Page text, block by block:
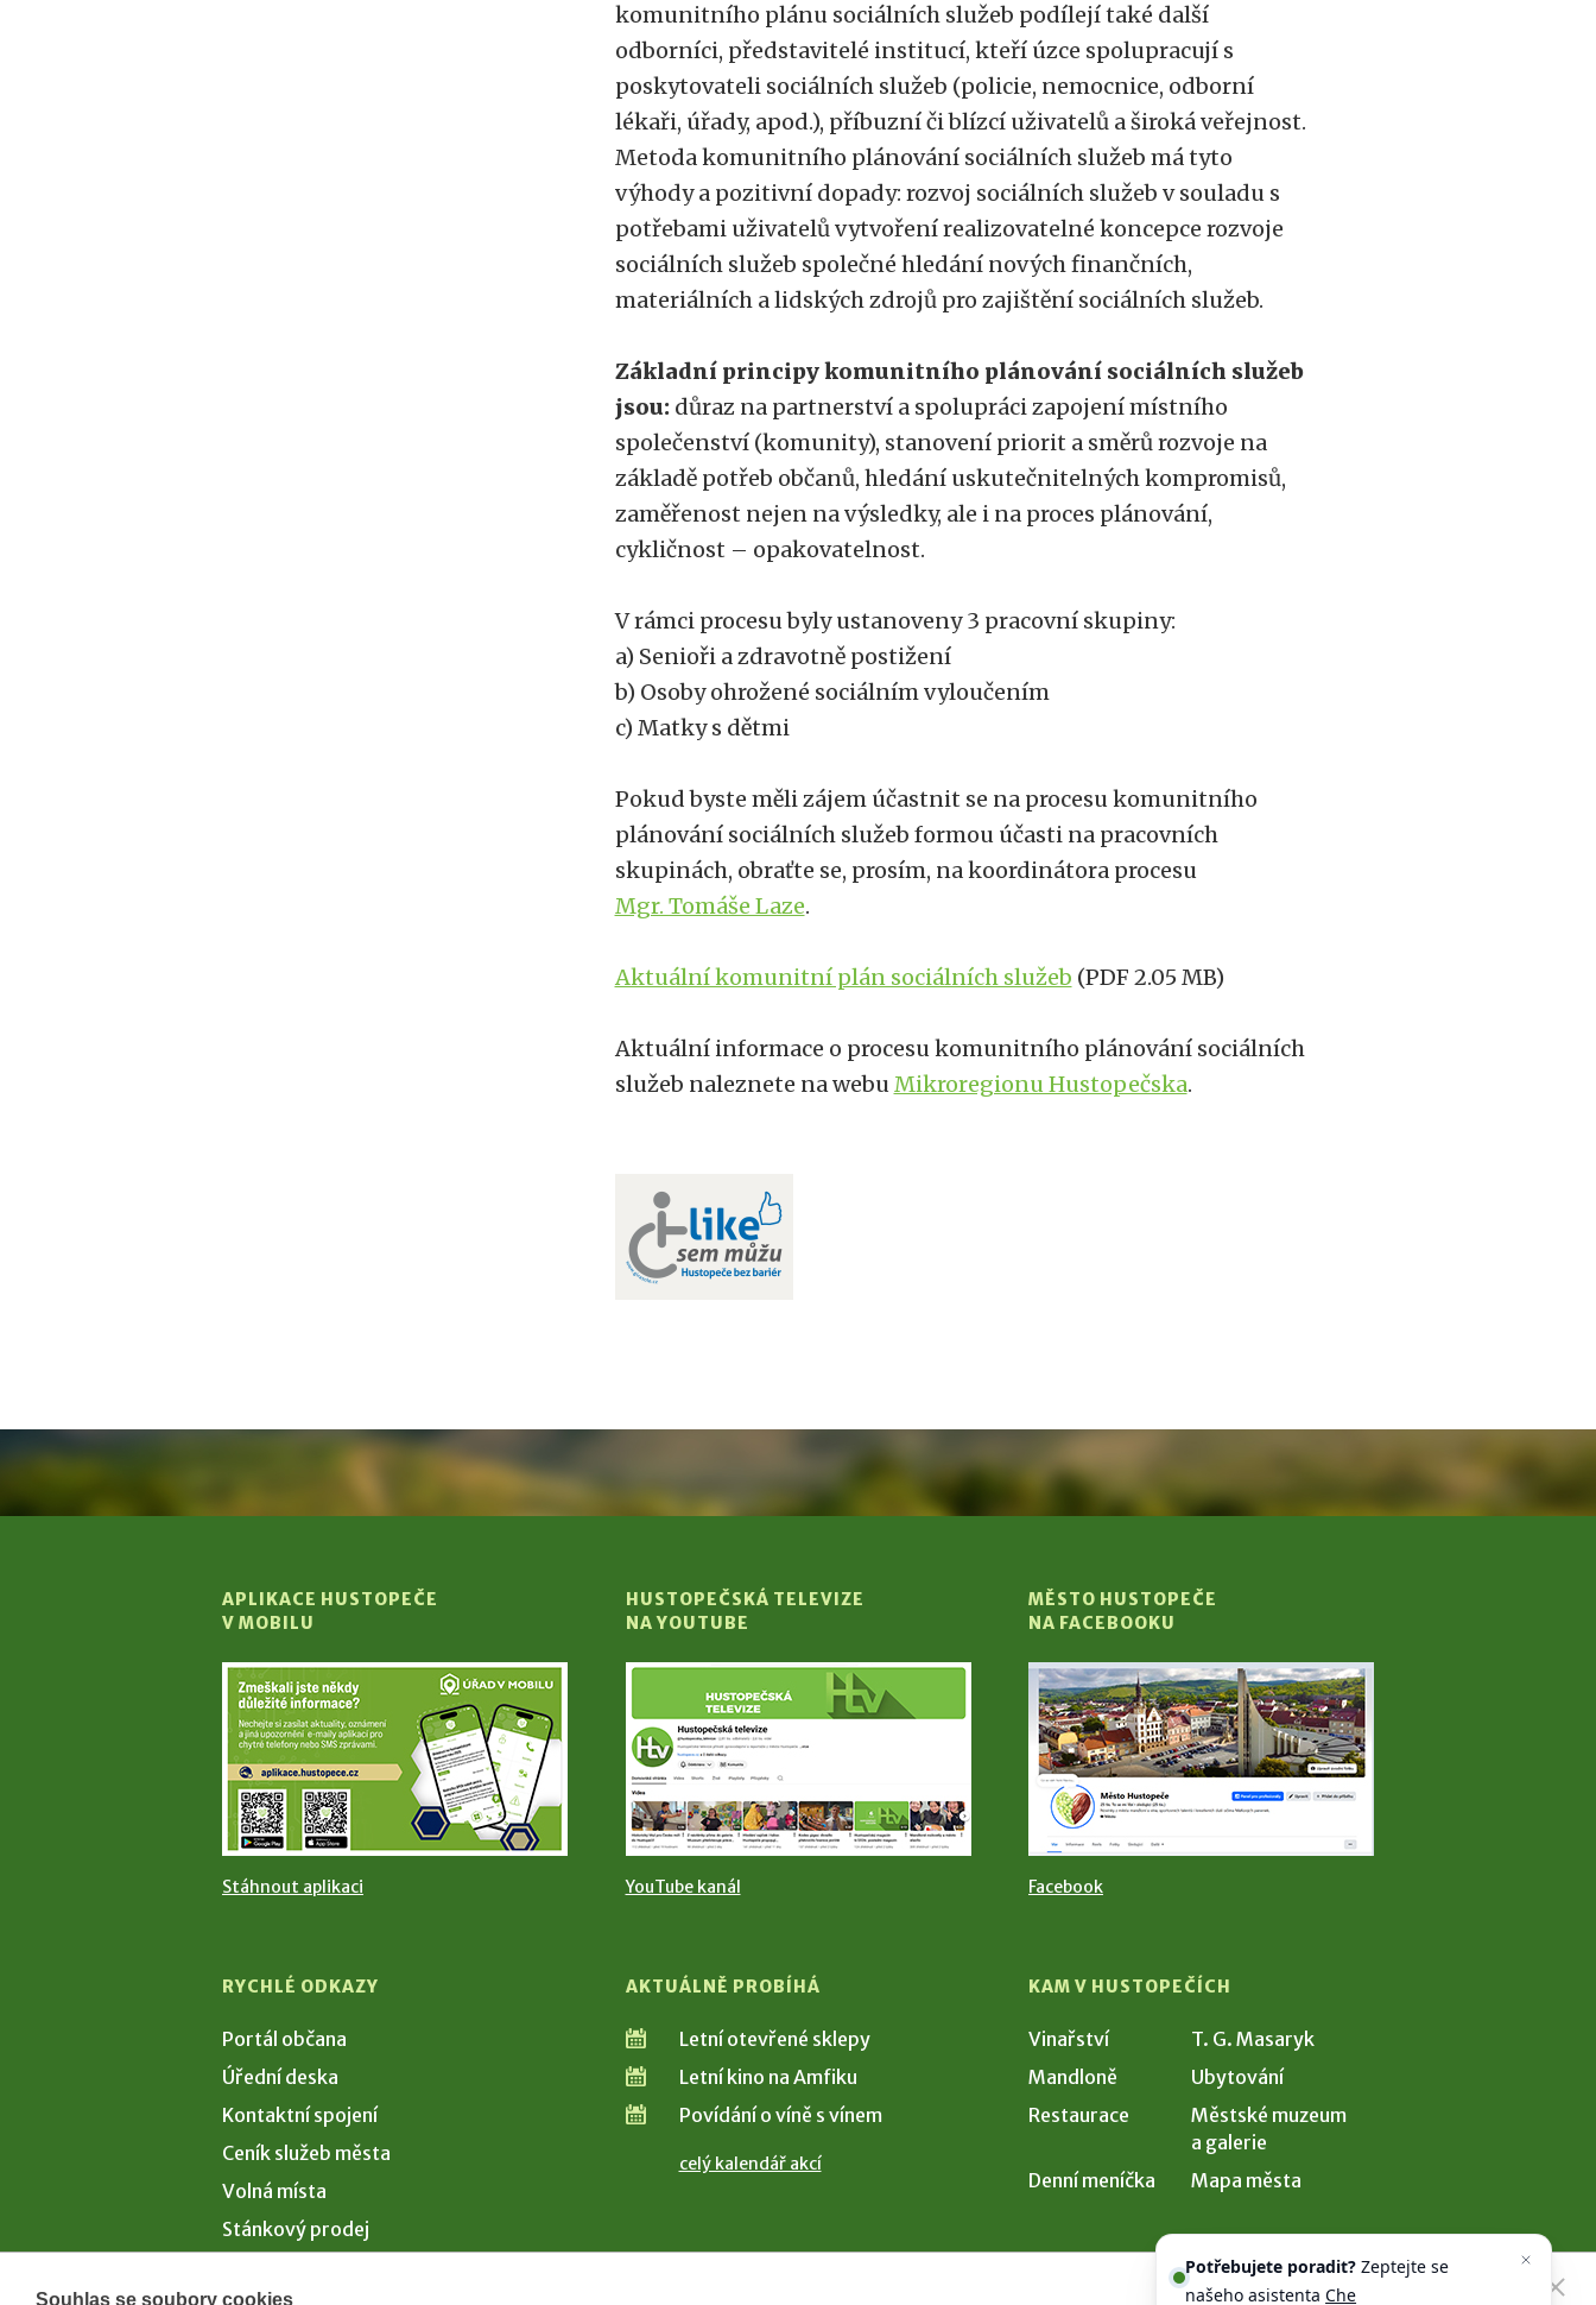
komunitního plánu sociálních služeb podílejí také další
odborníci, představitelé institucí, kteří úzce spolupracují s
poskytovateli sociálních služeb (policie, nemocnice, odborní
lékaři, úřady, apod.), příbuzní či blízcí uživatelů a široká veřejnost.
Metoda komunitního plánování sociálních služeb má tyto
výhody a pozitivní dopady: rozvoj sociálních služeb v souladu s
potřebami uživatelů vytvoření realizovatelné koncepce rozvoje
sociálních služeb společné hledání nových finančních,
materiálních a lidských zdrojů pro zajištění sociálních služeb.
Základní principy komunitního plánování sociálních služeb
jsou: důraz na partnerství a spolupráci zapojení místního
společenství (komunity), stanovení priorit a směrů rozvoje na
základě potřeb občanů, hledání uskutečnitelných kompromisů,
zaměřenost nejen na výsledky, ale i na proces plánování,
cykličnost – opakovatelnost.
V rámci procesu byly ustanoveny 3 pracovní skupiny:
a) Senioři a zdravotně postižení
b) Osoby ohrožené sociálním vyloučením
c) Matky s dětmi
Pokud byste měli zájem účastnit se na procesu komunitního
plánování sociálních služeb formou účasti na pracovních
skupinách, obraťte se, prosím, na koordinátora procesu
Mgr. Tomáše Laze.
Aktuální komunitní plán sociálních služeb (PDF 2.05 MB)
Aktuální informace o procesu komunitního plánování sociálních
služeb naleznete na webuMikroregionu Hustopečska.
APLIKACE HUSTOPEČE
V MOBILU
Stáhnout aplikaci
HUSTOPEČSKÁ TELEVIZE
NA YOUTUBE
YouTube kanál
MĚSTO HUSTOPEČE
NA FACEBOOKU
Facebook
RYCHLÉ ODKAZY
Portál občana
Úřední deska
Kontaktní spojení
Ceník služeb města
Volná místa
Stánkový prodej
AKTUÁLNĚ PROBÍHÁ
Letní otevřené sklepy
Letní kino na Amfiku
Povídání o víně s vínem
celý kalendář akcí
KAM V HUSTOPEČÍCH
Vinařství
T. G. Masaryk
Mandloně
Ubytování
Restaurace
Městské muzeum
a galerie
Denní meníčka
Mapa města
Souhlas se soubory cookies
Potřebujete poradit? Zeptejte se
našeho asistentaChettyho